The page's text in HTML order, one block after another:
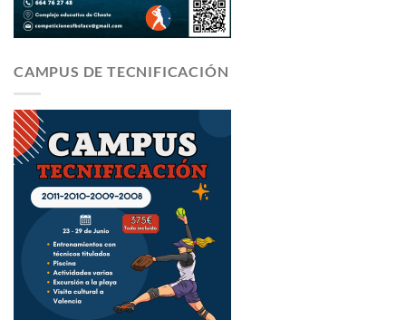
CAMPUS DE TECNIFICACIÓN